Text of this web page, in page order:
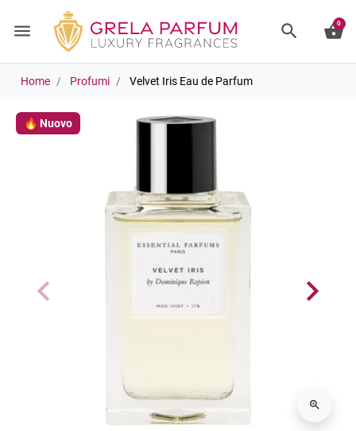
menu search shopping_basket
0
Home Profumi Velvet Iris Eau de Parfum
🔥 Nuovo